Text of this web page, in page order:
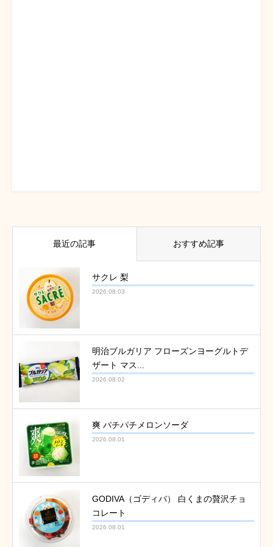
最近の記事 おすすめ記事
サクレ 梨
2026.08.03
明治ブルガリア フローズンヨーグルトデ
ザート マス...
2026.08.02
爽 パチパチメロンソーダ
2026.08.01
GODIVA（ゴディバ） 白くまの贅沢チョ
コレート
2026.08.01